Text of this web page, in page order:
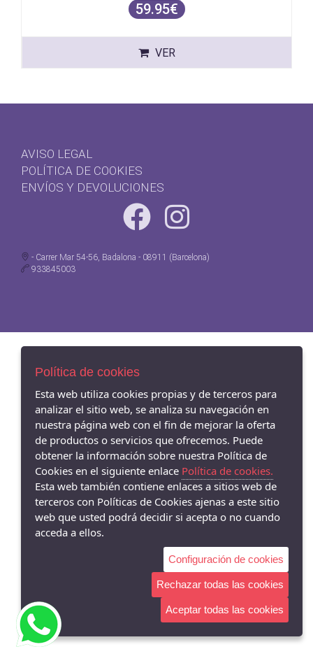
59.95€
VER
AVISO LEGAL
POLÍTICA DE COOKIES
ENVÍOS Y DEVOLUCIONES
- Carrer Mar 54-56, Badalona - 08911 (Barcelona)
933845003
Política de cookies
Esta web utiliza cookies propias y de terceros para
analizar el sitio web, se analiza su navegación en
nuestra página web con el fin de mejorar la oferta
de productos o servicios que ofrecemos. Puede
obtener la información sobre nuestra Política de
Cookies en el siguiente enlace Política de cookies.
Esta web también contiene enlaces a sitios web de
terceros con Políticas de Cookies ajenas a este sitio
web que usted podrá decidir si acepta o no cuando
acceda a ellos.
Configuración de cookies
Rechazar todas las cookies
Aceptar todas las cookies